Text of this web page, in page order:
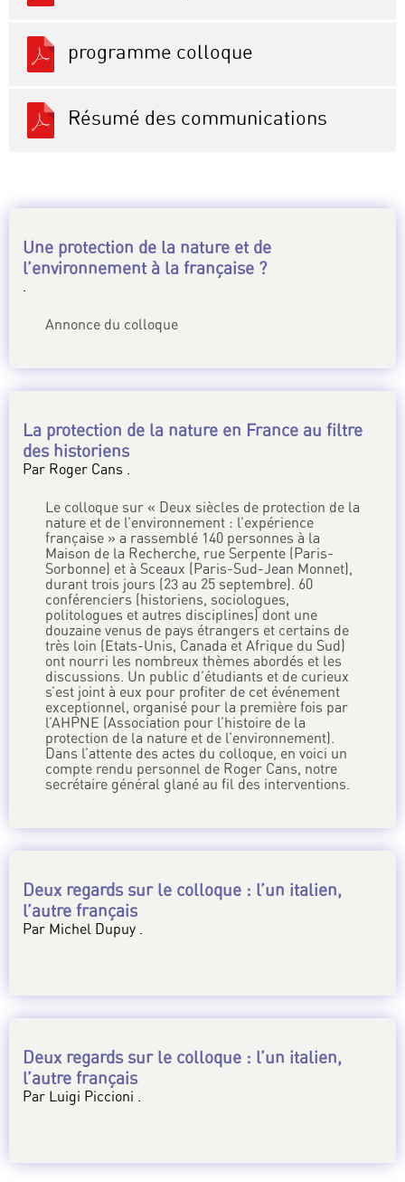
programme colloque
Résumé des communications
Une protection de la nature et de
l’environnement à la française ?
.
Annonce du colloque
La protection de la nature en France au filtre
des historiens
Par Roger Cans .
Le colloque sur « Deux siècles de protection de la
nature et de l’environnement : l’expérience
française » a rassemblé 140 personnes à la
Maison de la Recherche, rue Serpente (Paris-
Sorbonne) et à Sceaux (Paris-Sud-Jean Monnet),
durant trois jours (23 au 25 septembre). 60
conférenciers (historiens, sociologues,
politologues et autres disciplines) dont une
douzaine venus de pays étrangers et certains de
très loin (Etats-Unis, Canada et Afrique du Sud)
ont nourri les nombreux thèmes abordés et les
discussions. Un public d’étudiants et de curieux
s’est joint à eux pour profiter de cet événement
exceptionnel, organisé pour la première fois par
l’AHPNE (Association pour l’histoire de la
protection de la nature et de l’environnement).
Dans l’attente des actes du colloque, en voici un
compte rendu personnel de Roger Cans, notre
secrétaire général glané au fil des interventions.
Deux regards sur le colloque : l’un italien,
l’autre français
Par Michel Dupuy .
Deux regards sur le colloque : l’un italien,
l’autre français
Par Luigi Piccioni .